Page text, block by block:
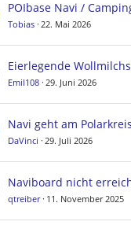
Tobias 22. Mai 2026
Eierlegende
Emil108 29. Juni 2026
DaVinci 29. Juli 2026
Naviboard nicht
qtreiber 11. November 2025